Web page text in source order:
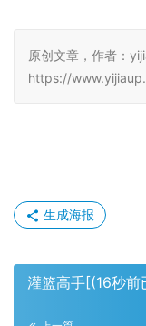
原创文章，作者：
https://
生成海报
灌篮高手[(16秒前